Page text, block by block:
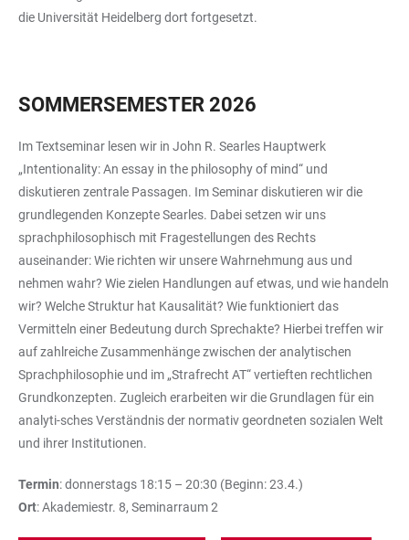
die Universität Heidelberg dort fortgesetzt.
SOMMERSEMESTER 2026
Im Textseminar lesen wir in John R. Searles Hauptwerk
„Intentionality: An essay in the philosophy of mind“ und
diskutieren zentrale Passagen. Im Seminar diskutieren wir die
grundlegenden Konzepte Searles. Dabei setzen wir uns
sprachphilosophisch mit Fragestellungen des Rechts
auseinander: Wie richten wir unsere Wahrnehmung aus und
nehmen wahr? Wie zielen Handlungen auf etwas, und wie handeln
wir? Welche Struktur hat Kausalität? Wie funktioniert das
Vermitteln einer Bedeutung durch Sprechakte? Hierbei treffen wir
auf zahlreiche Zusammenhänge zwischen der analytischen
Sprachphilosophie und im „Strafrecht AT“ vertieften rechtlichen
Grundkonzepten. Zugleich erarbeiten wir die Grundlagen für ein
analyti-sches Verständnis der normativ geordneten sozialen Welt
und ihrer Institutionen.
Termin: donnerstags 18:15 – 20:30 (Beginn: 23.4.)
Ort: Akademiestr. 8, Seminarraum 2